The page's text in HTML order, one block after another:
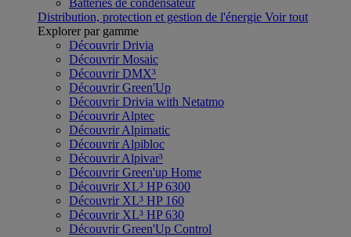
Batteries de condensateur
Distribution, protection et gestion de l'énergie Voir tout
Explorer par gamme
Découvrir Drivia
Découvrir Mosaic
Découvrir DMX³
Découvrir Green'Up
Découvrir Drivia with Netatmo
Découvrir Alptec
Découvrir Alpimatic
Découvrir Alpibloc
Découvrir Alpivar³
Découvrir Green'up Home
Découvrir XL³ HP 6300
Découvrir XL³ HP 160
Découvrir XL³ HP 630
Découvrir Green'Up Control